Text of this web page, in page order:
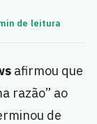
de leitura
afirmou que
razão” ao
de